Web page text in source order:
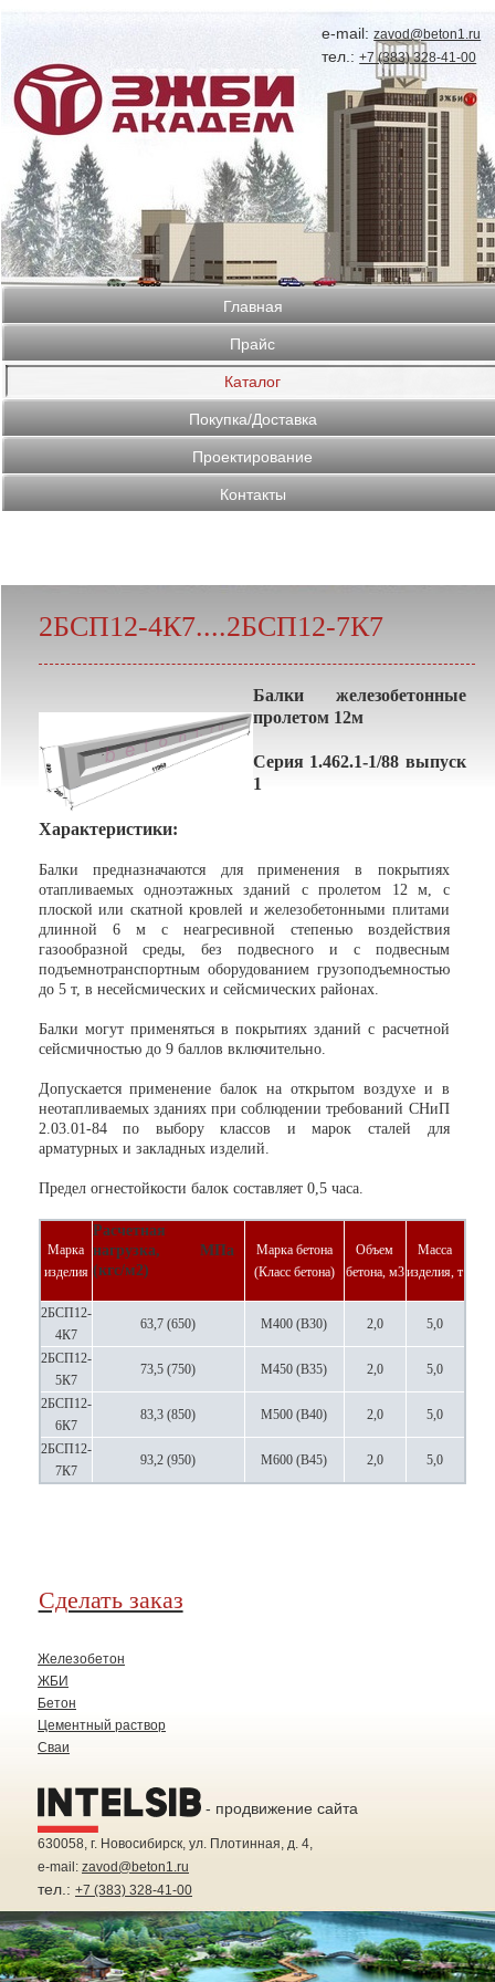
e-mail:zavod@beton1.ru
тел.:+7 (383) 328-41-00
Главная
Прайс
Каталог
Покупка/Доставка
Проектирование
Контакты
2БСП12-4К7....2БСП12-7К7
Балки железобетонные
пролетом 12м
Серия 1.462.1-1/88 выпуск
1
Характеристики:
Балки предназначаются для применения в покрытиях
отапливаемых одноэтажных зданий с пролетом 12 м, с
плоской или скатной кровлей и железобетонными плитами
длинной 6 м с неагресивной степенью воздействия
газообразной среды, без подвесного и с подвесным
подъемнотранспортным оборудованием грузоподъемностью
до 5 т, в несейсмических и сейсмических районах.
Балки могут применяться в покрытиях зданий с расчетной
сейсмичностью до 9 баллов включительно.
Допускается применение балок на открытом воздухе и в
неотапливаемых зданиях при соблюдении требований СНиП
2.03.01-84 по выбору классов и марок сталей для
арматурных и закладных изделий.
Предел огнестойкости балок составляет 0,5 часа.
Марка
изделия
Расчетная
нагрузка, МПа
(кгс/м2)
Марка бетона
(Класс бетона)
Объем
бетона, м3
Масса
изделия, т
2БСП12-
4К7
63,7 (650) М400 (В30) 2,0 5,0
2БСП12-
5К7
73,5 (750) М450 (В35) 2,0 5,0
2БСП12-
6К7
83,3 (850) М500 (В40) 2,0 5,0
2БСП12-
7К7
93,2 (950) М600 (В45) 2,0 5,0
Сделать заказ
Железобетон
ЖБИ
Бетон
Цементный раствор
Сваи
630058, г. Новосибирск, ул. Плотинная, д. 4,
e-mail: zavod@beton1.ru
тел.: +7 (383) 328-41-00
- продвижение сайта